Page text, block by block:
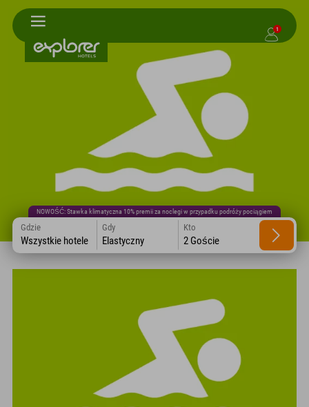
1
NOWOŚĆ: Stawka klimatyczna 10% premii za noclegi w przypadku podróży pociągiem
Gdzie
Wszystkie hotele
Gdy
Elastyczny
Kto
2 Goście